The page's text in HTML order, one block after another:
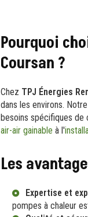
Pourquoi
Coursan ?
Chez TPJ Énergies
dans les environs.
besoins spécifiques de
air-air gainable à l'
Les
Expertise et
pompes à chaleur